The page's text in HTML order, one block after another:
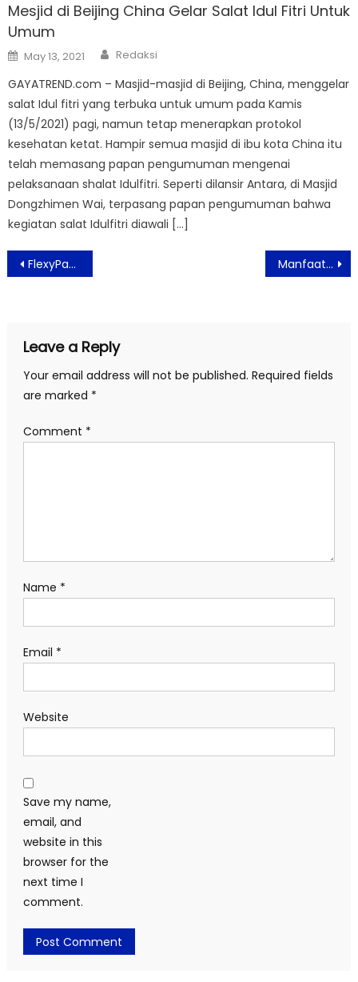
Mesjid di Beijing China Gelar Salat Idul Fitri Untuk
Umum
Posted
on
May 13, 2021 Author
Redaksi
GAYATREND.com – Masjid-masjid di Beijing, China, menggelar
salat Idul fitri yang terbuka untuk umum pada Kamis
(13/5/2021) pagi, namun tetap menerapkan protokol
kesehatan ketat. Hampir semua masjid di ibu kota China itu
telah memasang papan pengumuman mengenai
pelaksanaan shalat Idulfitri. Seperti dilansir Antara, di Masjid
Dongzhimen Wai, terpasang papan pengumuman bahwa
kegiatan salat Idulfitri diawali […]
Post
navigation
FlexyPack Dukung UMKM Hadirkan Kemasan Efektif Dengan Harga Terjangkau Manfaat Herbal Albuse Atasi Gangguan Pencernaan Akut dan Kronis
Leave a Reply
Your email address will not be published. Required fields
are marked *
Comment *
Name *
Email *
Website
Save my name,
email, and
website in this
browser for the
next time I
comment.